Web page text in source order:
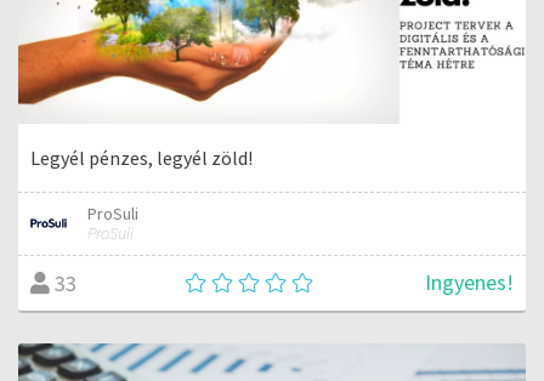
Legyél pénzes, legyél zöld!
ProSuli
ProSuli
33 Ingyenes!